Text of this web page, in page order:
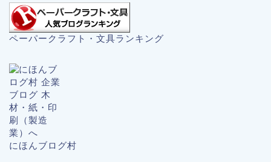
ペーパークラフト・文具ランキング
にほんブログ村